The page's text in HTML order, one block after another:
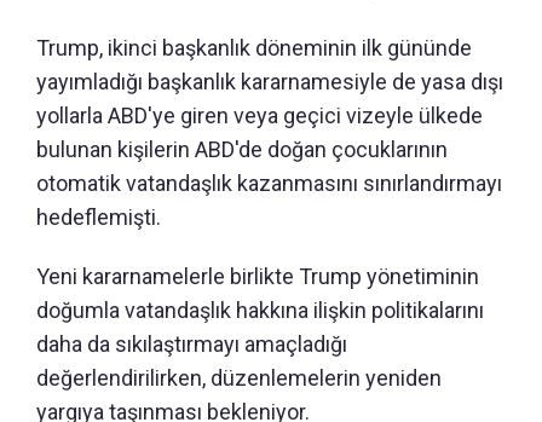
Trump, ikinci başkanlık döneminin ilk gününde
yayımladığı başkanlık kararnamesiyle de yasa dışı
yollarla ABD'ye giren veya geçici vizeyle ülkede
bulunan kişilerin ABD'de doğan çocuklarının
otomatik vatandaşlık kazanmasını sınırlandırmayı
hedeflemişti.
Yeni kararnamelerle birlikte Trump yönetiminin
doğumla vatandaşlık hakkına ilişkin politikalarını
daha da sıkılaştırmayı amaçladığı
değerlendirilirken, düzenlemelerin yeniden
yargıya taşınması bekleniyor.